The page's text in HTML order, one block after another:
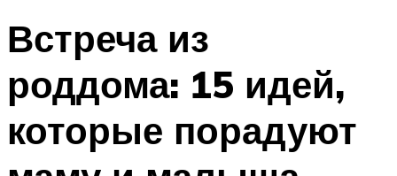
Встреча из
роддома: 15 идей,
которые порадуют